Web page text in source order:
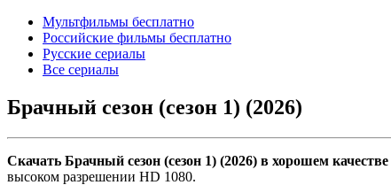
Мультфильмы бесплатно
Российские фильмы бесплатно
Русские сериалы
Все сериалы
Брачный сезон (сезон 1) (2026)
Скачать Брачный сезон (сезон 1) (2026) в хорошем качестве
высоком разрешении HD 1080.